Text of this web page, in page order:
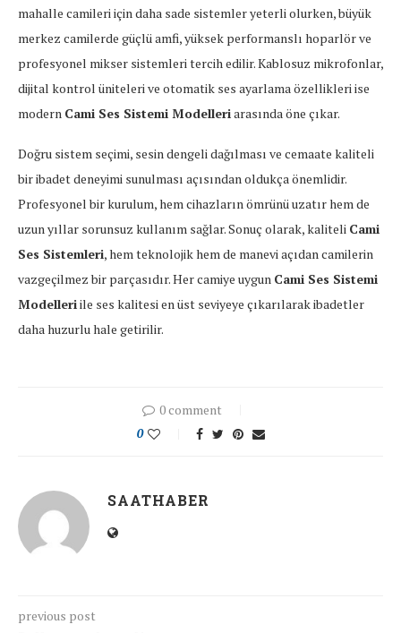
mahalle camileri için daha sade sistemler yeterli olurken, büyük
merkez camilerde güçlü amfi, yüksek performanslı hoparlör ve
profesyonel mikser sistemleri tercih edilir. Kablosuz mikrofonlar,
dijital kontrol üniteleri ve otomatik ses ayarlama özellikleri ise
modern Cami Ses Sistemi Modelleriarasında öne çıkar.
Doğru sistem seçimi, sesin dengeli dağılması ve cemaate kaliteli
bir ibadet deneyimi sunulması açısından oldukça önemlidir.
Profesyonel bir kurulum, hem cihazların ömrünü uzatır hem de
uzun yıllar sorunsuz kullanım sağlar. Sonuç olarak, kaliteli Cami
Ses Sistemleri, hem teknolojik hem de manevi açıdan camilerin
vazgeçilmez bir parçasıdır. Her camiye uygun Cami Ses Sistemi
Modelleriile ses kalitesi en üst seviyeye çıkarılarak ibadetler
daha huzurlu hale getirilir.
0 comment
0
SAATHABER
previous post